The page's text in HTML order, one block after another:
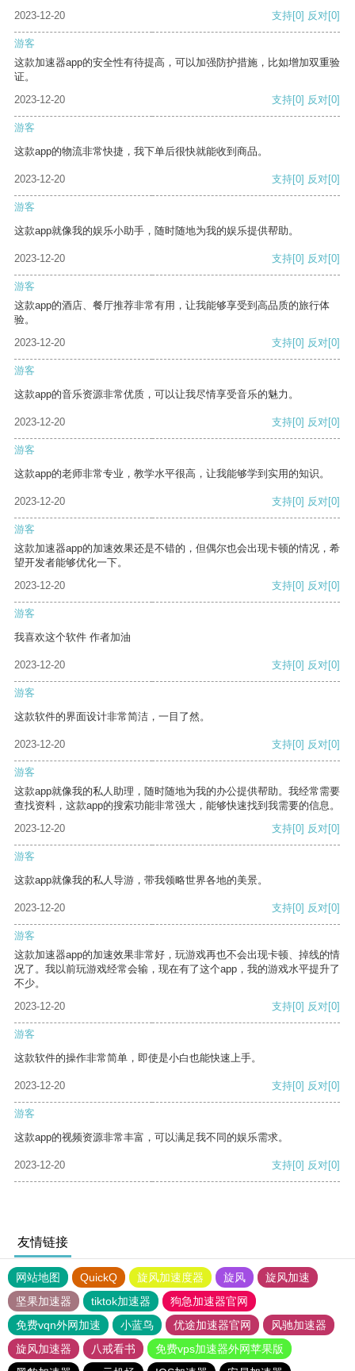
2023-12-20 支持[0] 反对[0]
游客
这款加速器app的安全性有待提高，可以加强防护措施，比如增加双重验
证。
2023-12-20
支持[0] 反对[0]
游客
这款app的物流非常快捷，我下单后很快就能收到商品。
2023-12-20 支持[0] 反对[0]
游客
这款app就像我的娱乐小助手，随时随地为我的娱乐提供帮助。
2023-12-20 支持[0] 反对[0]
游客
这款app的酒店、餐厅推荐非常有用，让我能够享受到高品质的旅行体
验。
2023-12-20
支持[0] 反对[0]
游客
这款app的音乐资源非常优质，可以让我尽情享受音乐的魅力。
2023-12-20 支持[0] 反对[0]
游客
这款app的老师非常专业，教学水平很高，让我能够学到实用的知识。
2023-12-20 支持[0] 反对[0]
游客
这款加速器app的加速效果还是不错的，但偶尔也会出现卡顿的情况，希
望开发者能够优化一下。
2023-12-20
支持[0] 反对[0]
游客
我喜欢这个软件 作者加油
2023-12-20 支持[0] 反对[0]
游客
这款软件的界面设计非常简洁，一目了然。
2023-12-20 支持[0] 反对[0]
游客
这款app就像我的私人助理，随时随地为我的办公提供帮助。我经常需要
查找资料，这款app的搜索功能非常强大，能够快速找到我需要的信息。
2023-12-20
支持[0] 反对[0]
游客
这款app就像我的私人导游，带我领略世界各地的美景。
2023-12-20 支持[0] 反对[0]
游客
这款加速器app的加速效果非常好，玩游戏再也不会出现卡顿、掉线的情
况了。我以前玩游戏经常会输，现在有了这个app，我的游戏水平提升了
不少。
2023-12-20
支持[0] 反对[0]
游客
这款软件的操作非常简单，即使是小白也能快速上手。
2023-12-20 支持[0] 反对[0]
游客
这款app的视频资源非常丰富，可以满足我不同的娱乐需求。
2023-12-20 支持[0] 反对[0]
友情链接
网站地图 QuickQ 旋风加速度器 旋风
旋风加速
坚果加速器
tiktok加速器
狗急加速器官网
免费vqn外网加速
小蓝鸟 优途加速器官网
风驰加速器
旋风加速器
八戒看书
免费vps加速器外网苹果版